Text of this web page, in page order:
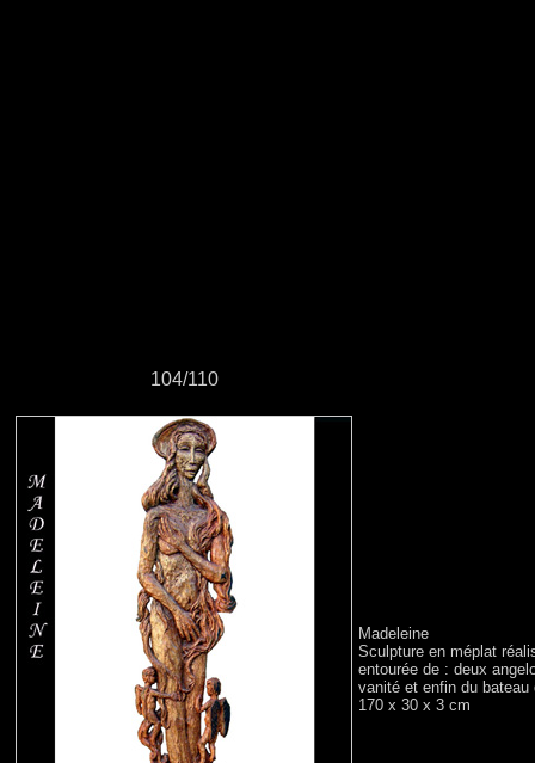
104/110
Madeleine
Sculpture en méplat
entourée de : deux
vanité et enfin du
170 x 30 x 3 cm